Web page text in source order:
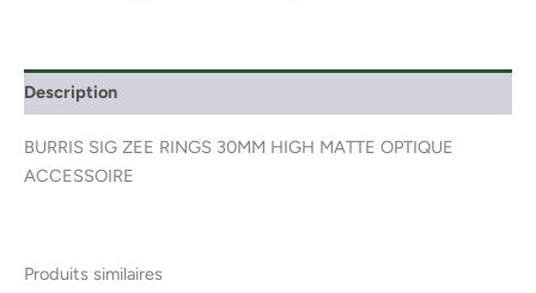
Description
BURRIS SIG ZEE RINGS 30MM HIGH MATTE OPTIQUE
ACCESSOIRE
Produits similaires